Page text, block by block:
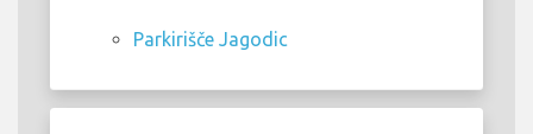
Parkirišče Jagodic